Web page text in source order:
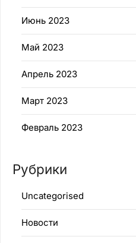
Июнь 2023
Май 2023
Апрель 2023
Март 2023
Февраль 2023
Рубрики
Uncategorised
Новости